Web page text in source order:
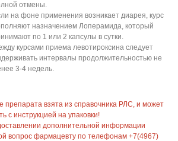
отмены.
на фоне применения возникает диарея, курс
назначением Лоперамида, который
по 1 или 2 капсулы в сутки.
курсами приема левотироксина следует
интервалы продолжительностью не
3-4 недель.
препарата взята из справочника РЛС, и может
с инструкцией на упаковки!
дополнительной информации
вопрос фармацевту по телефонам +7(4967)